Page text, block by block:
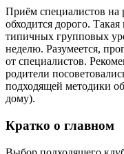
Приём специалистов на
обходится дорого. Такая
типичных групповых
неделю. Разумеется,
от специалистов.
родители
подходящей методики
дому).
Кратко о главном